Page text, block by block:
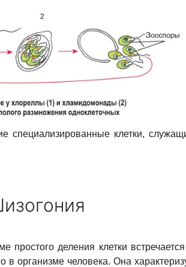
специализированные клетки,
простого деления клетки
человека. Она